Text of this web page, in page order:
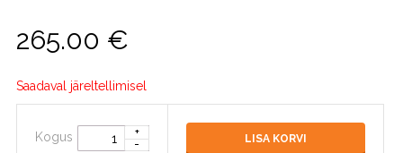
265.00 €
Saadaval järeltellimisel
Kogus LISA KORVI